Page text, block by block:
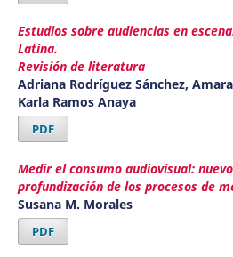
Estudios sobre audiencias en
Latina.
Revisión de literatura
Adriana Rodríguez Sánchez,
Karla Ramos Anaya
PDF
Medir el consumo audiovisual:
profundización de los procesos de
Susana M. Morales
PDF